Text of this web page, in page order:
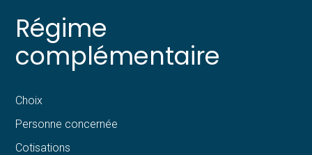
Régime
complémentaire
Choix
Personne concernée
Cotisations